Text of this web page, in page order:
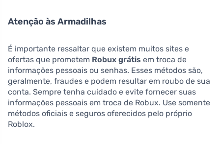
Atenção às Armadilhas
É importante ressaltar que existem muitos sites e
ofertas que prometem Robux grátis em troca de
informações pessoais ou senhas. Esses métodos são,
geralmente, fraudes e podem resultar em roubo de sua
conta. Sempre tenha cuidado e evite fornecer suas
informações pessoais em troca de Robux. Use somente
métodos oficiais e seguros oferecidos pelo próprio
Roblox.